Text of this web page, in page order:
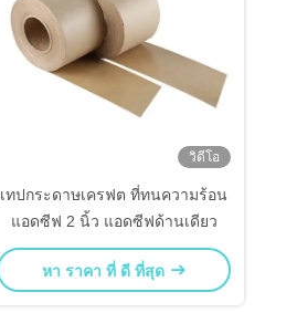
วิดีโอ
เทปกระดาษเครฟต ที่ทนความร้อน
แอดซีฟ 2 นิ้ว แอดซีฟด้านเดียว
หา ราคา ที่ ดี ที่สุด